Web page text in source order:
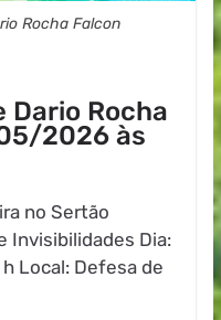
Rocha Falcon
Dario Rocha
2026 às
no Sertão
Invisibilidades Dia:
Local: Defesa de